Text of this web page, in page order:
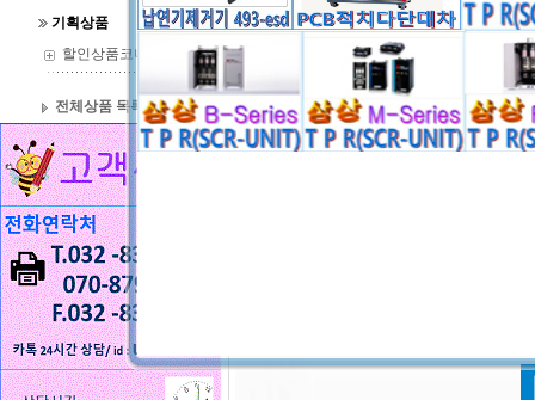
기획상품
할인상품코너
전체상품 목록